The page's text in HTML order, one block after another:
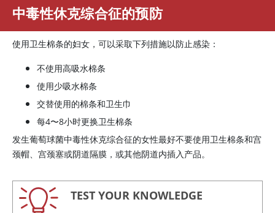
中毒性休克综合征的预防
使用卫生棉条的妇女，可以采取下列措施以防止感染：
不使用高吸水棉条
使用少吸水棉条
交替使用的棉条和卫生巾
每4〜8小时更换卫生棉条
发生葡萄球菌中毒性休克综合征的女性最好不要使用卫生棉条和宫
颈帽、宫颈塞或阴道隔膜，或其他阴道内插入产品。
TEST YOUR KNOWLEDGE